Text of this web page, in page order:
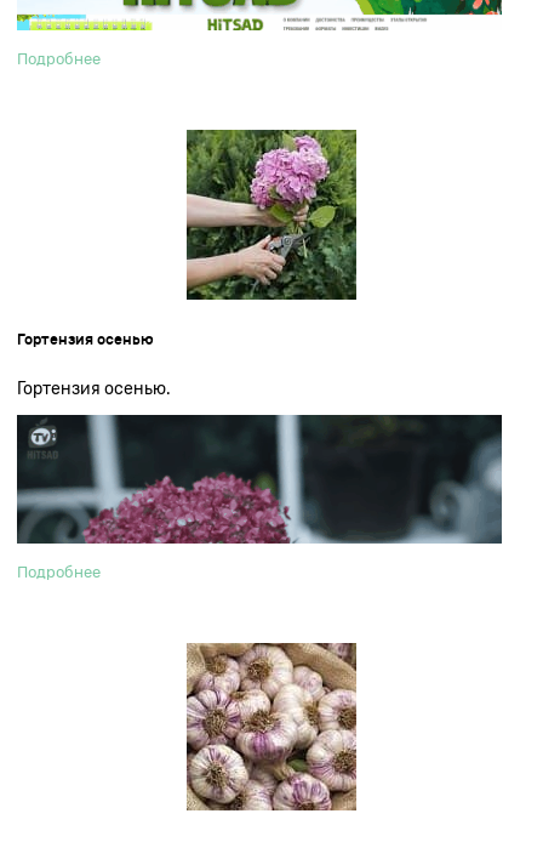
Подробнее
Гортензия осенью
Гортензия осенью.
Подробнее